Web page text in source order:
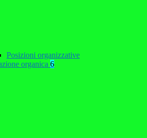
Posizioni organizzative
organica 6